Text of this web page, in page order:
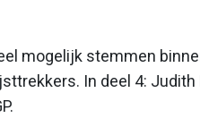
mogelijk stemmen
In deel 4: Judith